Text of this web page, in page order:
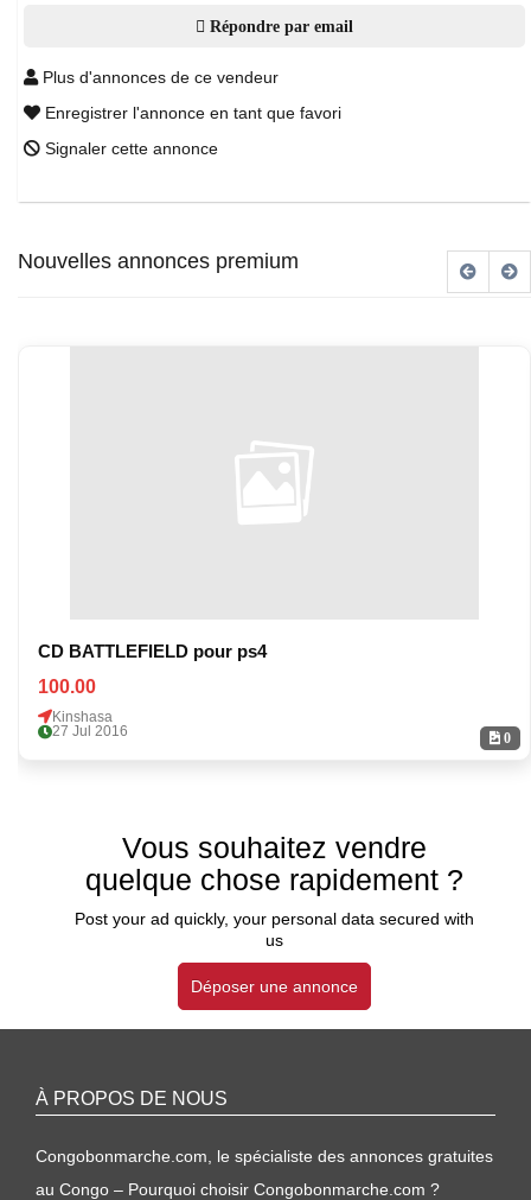
Répondre par email
Plus d'annonces de ce vendeur
Enregistrer l'annonce en tant que favori
Signaler cette annonce
Nouvelles annonces premium
0
CD BATTLEFIELD pour ps4
100.00
Kinshasa
27 Jul 2016
Vous souhaitez vendre
quelque chose rapidement ?
Post your ad quickly, your personal data secured with
us
Déposer une annonce
À PROPOS DE NOUS
Congobonmarche.com, le spécialiste des annonces gratuites
au Congo – Pourquoi choisir Congobonmarche.com ?